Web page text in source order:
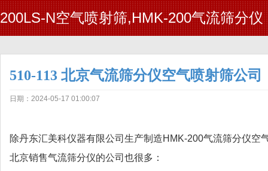
200LS-N空气喷射筛,HMK-200气流筛分仪
510-113 北京气流筛分仪空气喷射筛公司
日期：2024-05-17 01:00:07
除丹东汇美科仪器有限公司生产制造HMK-200气流筛分仪空
北京销售气流筛分仪的公司也很多：